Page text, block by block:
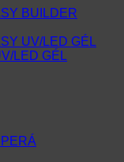
BUILDER
UV/LED GÉL
LED GÉL